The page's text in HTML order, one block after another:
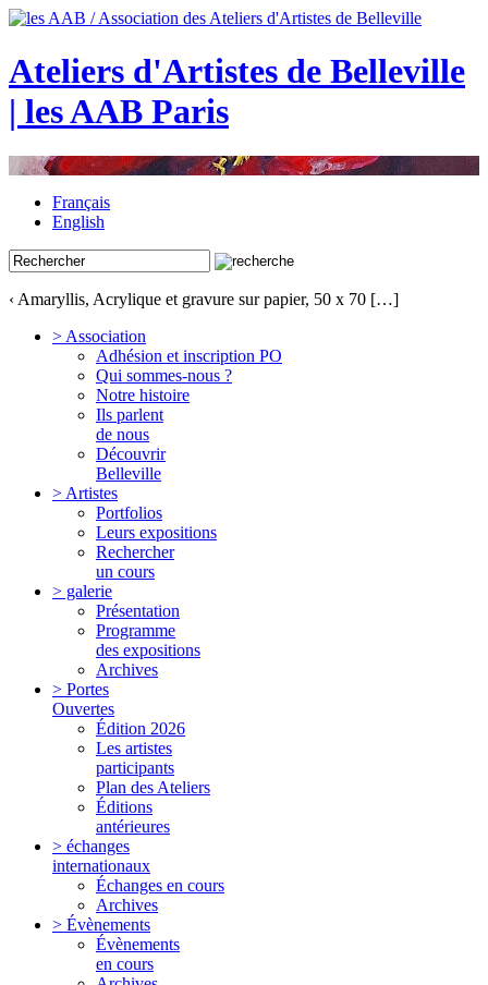
Ateliers d'Artistes de Belleville
| les AAB Paris
Français
English
‹ Amaryllis, Acrylique et gravure sur papier, 50 x 70 […]
> Association
Adhésion et inscription PO
Qui sommes-nous ?
Notre histoire
Ils parlent
de nous
Découvrir
Belleville
> Artistes
Portfolios
Leurs expositions
Rechercher
un cours
> galerie
Présentation
Programme
des expositions
Archives
> Portes
Ouvertes
Édition 2026
Les artistes
participants
Plan des Ateliers
Éditions
antérieures
> échanges
internationaux
Échanges en cours
Archives
> Évènements
Évènements
en cours